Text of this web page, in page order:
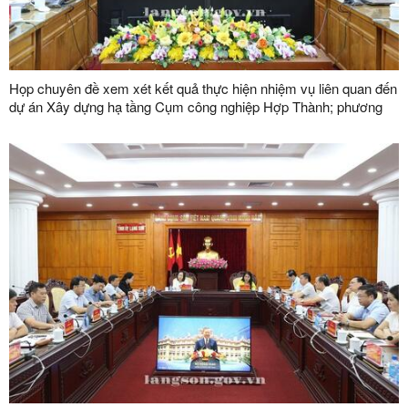
Họp chuyên đề xem xét kết quả thực hiện nhiệm vụ liên quan đến
dự án Xây dựng hạ tầng Cụm công nghiệp Hợp Thành; phương
phục vụ giải phóng mặt bằng dự án Khu công nghiệp VSIP Lạng
Sơn